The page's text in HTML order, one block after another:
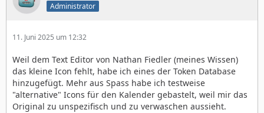
Administrator
11. Juni 2025 um 12:32
Weil dem Text Editor von Nathan Fiedler (meines Wissen)
das kleine Icon fehlt, habe ich eines der Token Database
hinzugefügt. Mehr aus Spass habe ich testweise
"alternative" Icons für den Kalender gebastelt, weil mir das
Original zu unspezifisch und zu verwaschen aussieht.